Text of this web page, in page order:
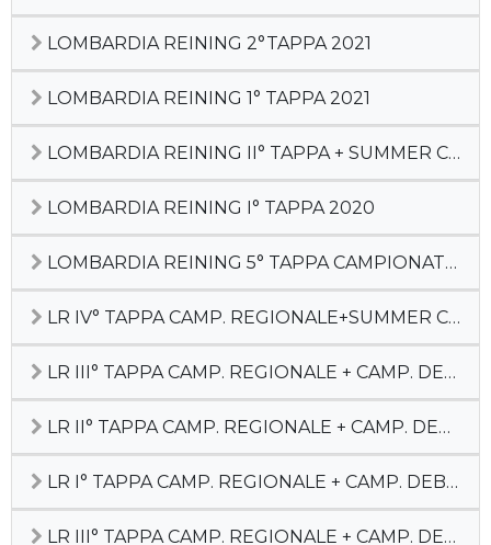
LOMBARDIA REINING 2°TAPPA 2021
LOMBARDIA REINING 1° TAPPA 2021
LOMBARDIA REINING II° TAPPA + SUMMER CACTUS 2020
LOMBARDIA REINING I° TAPPA 2020
LOMBARDIA REINING 5° TAPPA CAMPIONATO REGIONALE
LR IV° TAPPA CAMP. REGIONALE+SUMMER CACTUS
LR III° TAPPA CAMP. REGIONALE + CAMP. DEBUTTANTI
LR II° TAPPA CAMP. REGIONALE + CAMP. DEBUTTANTI
LR I° TAPPA CAMP. REGIONALE + CAMP. DEBUTTANTI
LR III° TAPPA CAMP. REGIONALE + CAMP. DEBUTTANTI